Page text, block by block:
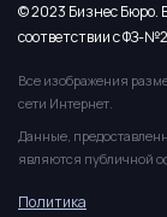
© 2023 Бизнес Бюро.
соответствии с ФЗ-
Все изображения
сети Интернет.
Данные,
являются публичной
Политика